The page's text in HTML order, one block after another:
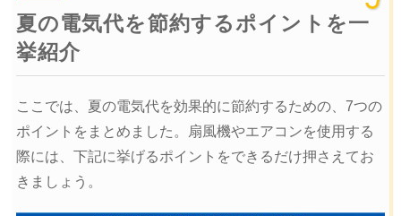
夏の電気代を節約するポイントを一
挙紹介
ここでは、夏の電気代を効果的に節約するための、7つの
ポイントをまとめました。扇風機やエアコンを使用する
際には、下記に挙げるポイントをできるだけ押さえてお
きましょう。